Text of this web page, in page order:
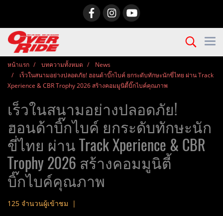
หน้าแรก บทความทั้งหมด
News
เร็วในสนามอย่างปลอดภัย! ฮอนด้าบิ๊กไบค์ ยกระดับทักษะนักขี่ไทย ผ่าน Track
Xperience & CBR Trophy 2026 สร้างคอมมูนิตี้บิ๊กไบค์คุณภาพ
เร็วในสนามอย่างปลอดภัย!
ฮอนด้าบิ๊กไบค์ ยกระดับทักษะนัก
ขี่ไทย ผ่าน Track Xperience & CBR
Trophy 2026 สร้างคอมมูนิตี้
บิ๊กไบค์คุณภาพ
125 จำนวนผู้เข้าชม |